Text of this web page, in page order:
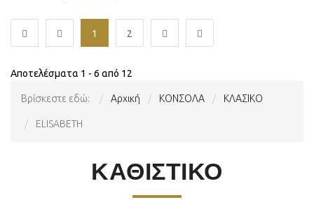
1 2
Αποτελέσματα 1 - 6 από 12
Βρίσκεστε εδώ: Αρχική ΚΟΝΣΟΛΑ ΚΛΑΣΙΚΟ
ELISABETH
ΚΑΘΙΣΤΙΚΟ